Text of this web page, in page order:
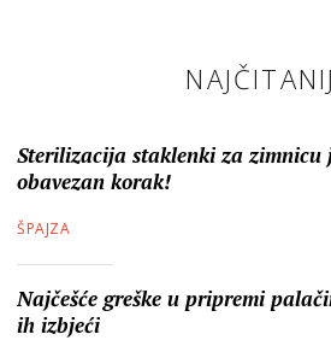
Sterilizacija staklenki za zimnicu
obavezan korak!
ŠPAJZA
Najčešće greške u pripremi
ih izbjeći